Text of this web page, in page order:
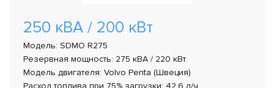
250 кВА / 200 кВт
Модель: SDMO R275
Резервная мощность: 275 кВА / 220 кВт
Модель двигателя: Volvo Penta (Швеция)
Расход топлива при 75% загрузки: 42,6 л/ч